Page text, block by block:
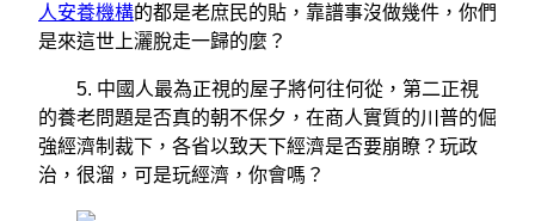
人安養機構的都是老庶民的貼，靠譜事沒做幾件，你們
是來這世上灑脫走一歸的麼？
5. 中國人最為正視的屋子將何往何從，第二正視
的養老問題是否真的朝不保夕，在商人實質的川普的倔
強經濟制裁下，各省以致天下經濟是否要崩瞭？玩政
治，很溜，可是玩經濟，你會嗎？